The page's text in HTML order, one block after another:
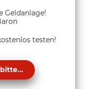
Geldanlage!
testen!